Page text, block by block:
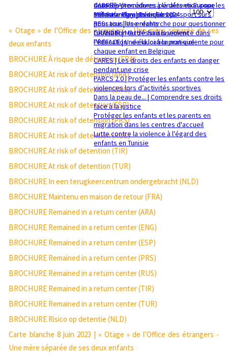
sexuelle
Mémorandum politique 2024
dans les procédures pénales en Europe
360 Safe Play | Des clubs de sport sûrs
pour tous les enfants
GRANDIR | Mettre fin à la violence dans
l’éducation : de la loi à la pratique
CADRE | Alternatives à la détention pour les
enfants migrants en Europe
RESsaisir | Une recherche pour questionner
l'utilisation du déssaisissement
PREFACE | Une éducation non-violente pour
chaque enfant en Belgique
CARES | Les droits des enfants en danger
pendant une crise
PARCS 2.0 | Protéger les enfants contre les
violences lors d’activités sportives
Dans la peau de... | Comprendre ses droits
face à la justice
Protéger les enfants et les parents en
migration dans les centres d'accueil
Lutte contre la violence à l'égard des
enfants en Tunisie
Affichage
#
« Otage » de l’Office des étrangers - Une mère séparée de ses
deux enfants
BROCHURE À risque de détention (FRA)
BROCHURE At risk of detention (ARA)
BROCHURE At risk of detention (ENG)
BROCHURE At risk of detention (ESP)
BROCHURE At risk of detention (PRS)
BROCHURE At risk of detention (RUS)
BROCHURE At risk of detention (TIR)
BROCHURE At risk of detention (TUR)
BROCHURE In een terugkeercentrum ondergebracht (NLD)
BROCHURE Maintenu en maison de retour (FRA)
BROCHURE Remained in a return center (ARA)
BROCHURE Remained in a return center (ENG)
BROCHURE Remained in a return center (ESP)
BROCHURE Remained in a return center (PRS)
BROCHURE Remained in a return center (RUS)
BROCHURE Remained in a return center (TIR)
BROCHURE Remained in a return center (TUR)
BROCHURE Risico op detentie (NLD)
Carte blanche 8 juin 2023 | « Otage » de l’Office des étrangers -
Une mère séparée de ses deux enfants